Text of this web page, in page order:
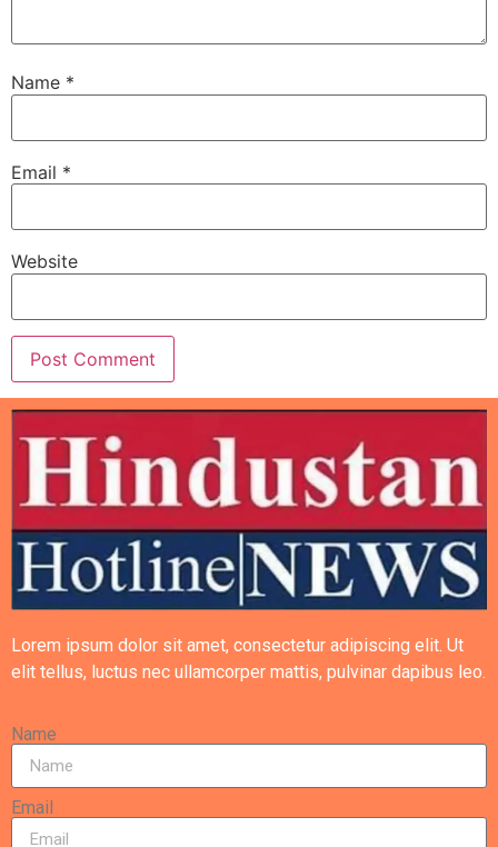
Name *
Email *
Website
Lorem ipsum dolor sit amet, consectetur adipiscing elit. Ut
elit tellus, luctus nec ullamcorper mattis, pulvinar dapibus leo.
Name
Email